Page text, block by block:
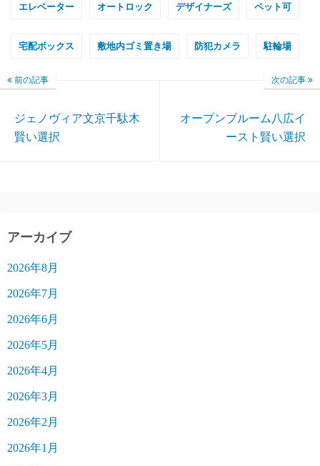
エレベーター オートロック デザイナーズ ペット可
宅配ボックス 敷地内ゴミ置き場 防犯カメラ 駐輪場
前の記事
ジェノヴィア文京千駄木
賢い選択
次の記事
オープンブルーム八広イ
ースト賢い選択
アーカイブ
2026年8月
2026年7月
2026年6月
2026年5月
2026年4月
2026年3月
2026年2月
2026年1月